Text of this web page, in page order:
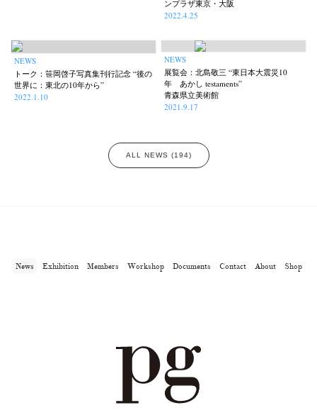
ンプラザ東京・大阪
2022.4.25
NEWS
トーク：笹岡啓子写真集刊行記念 “後の
世界に：東北の10年から”
2022.1.10
NEWS
展覧会：北島敬三 “東日本大震災10
年 あかし testaments”
青森県立美術館
2021.9.17
ALL NEWS (194)
News Exhibition Members Workshop Documents Contact About Shop